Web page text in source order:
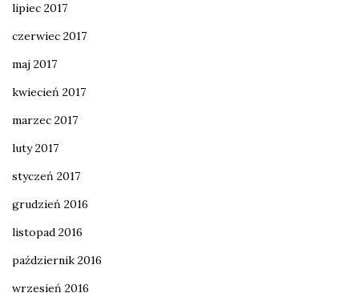
lipiec 2017
czerwiec 2017
maj 2017
kwiecień 2017
marzec 2017
luty 2017
styczeń 2017
grudzień 2016
listopad 2016
październik 2016
wrzesień 2016